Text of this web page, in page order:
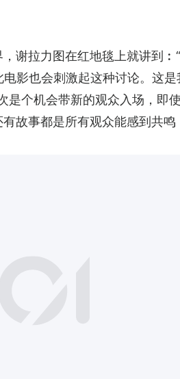
谢拉力图在红地毯上就讲到
影也会刺激起这种讨论。这
是个机会带新的观众入场，
故事都是所有观众能感到共